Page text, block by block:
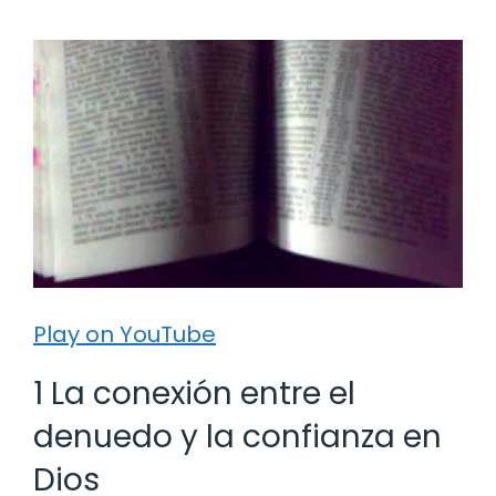
Play on YouTube
1 La conexión entre el
denuedo y la confianza en
Dios